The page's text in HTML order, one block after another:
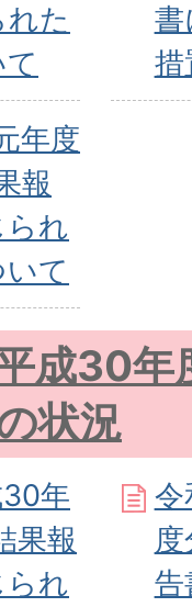
た
書
措
年度
報
られ
て
成30年
状況
年
果報
られ
令
告